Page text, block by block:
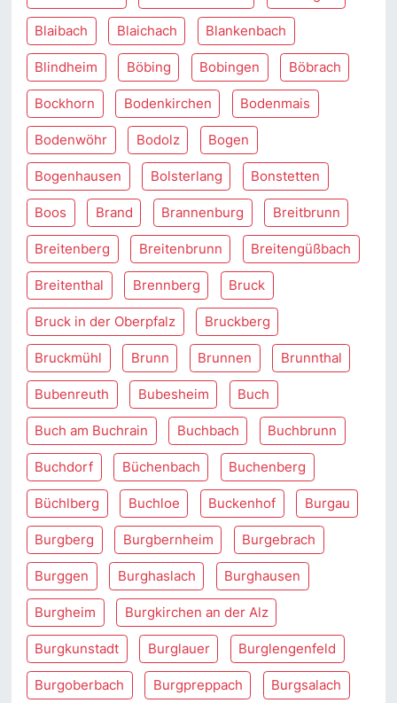
Blaibach Blaichach Blankenbach
Blindheim Böbing Bobingen Böbrach
Bockhorn Bodenkirchen Bodenmais
Bodenwöhr Bodolz Bogen
Bogenhausen Bolsterlang Bonstetten
Boos Brand Brannenburg Breitbrunn
Breitenberg Breitenbrunn Breitengüßbach
Breitenthal Brennberg Bruck
Bruck in der Oberpfalz Bruckberg
Bruckmühl Brunn Brunnen Brunnthal
Bubenreuth Bubesheim Buch
Buch am Buchrain Buchbach Buchbrunn
Buchdorf Büchenbach Buchenberg
Büchlberg Buchloe Buckenhof Burgau
Burgberg Burgbernheim Burgebrach
Burggen Burghaslach Burghausen
Burgheim Burgkirchen an der Alz
Burgkunstadt Burglauer Burglengenfeld
Burgoberbach Burgpreppach Burgsalach